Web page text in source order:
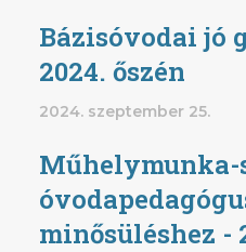
Bázisóvodai jó
2024. őszén
2024. szeptember 25.
Műhelymunka-
minősüléshez -